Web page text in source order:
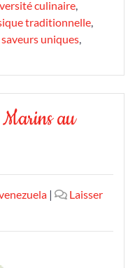
culinaire
traditionnelle
saveurs uniques
au
|
Laisser